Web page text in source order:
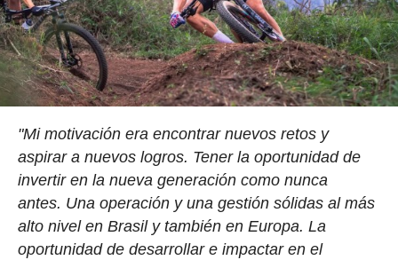
"Mi motivación era encontrar nuevos retos y
aspirar a nuevos logros. Tener la oportunidad de
invertir en la nueva generación como nunca
antes. Una operación y una gestión sólidas al más
alto nivel en Brasil y también en Europa. La
oportunidad de desarrollar e impactar en el